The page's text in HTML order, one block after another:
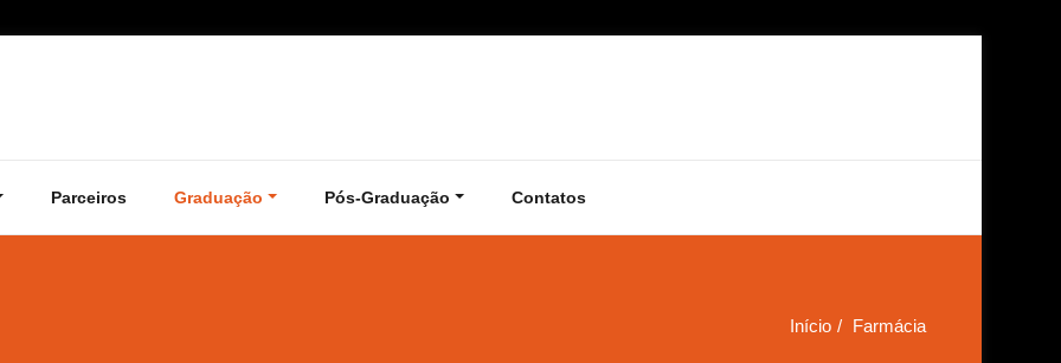
Parceiros Graduação Pós-Graduação Contatos
Início Farmácia